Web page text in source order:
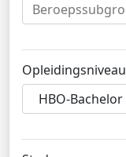
Opleidingsniveau
HBO-Bachelor